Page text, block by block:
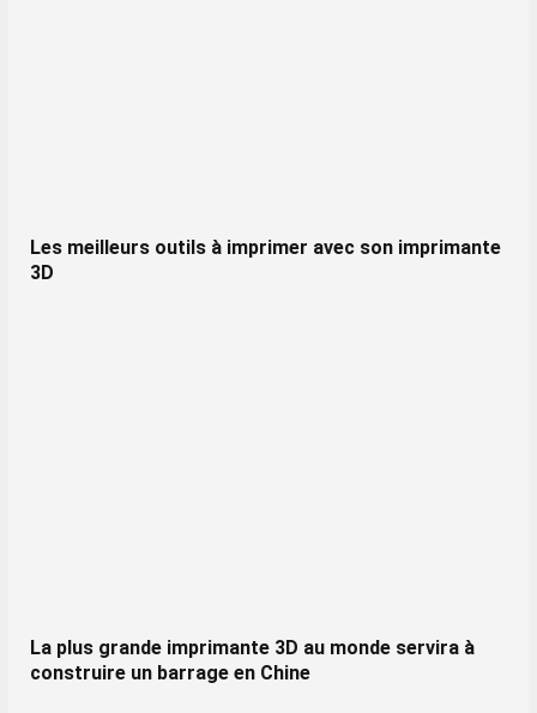
Les meilleurs outils à imprimer avec son imprimante
3D
La plus grande imprimante 3D au monde servira à
construire un barrage en Chine